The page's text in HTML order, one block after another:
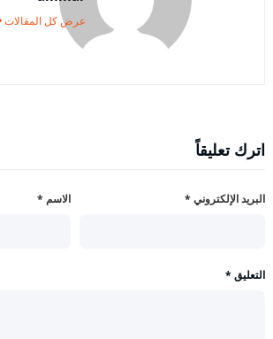
عرض كل المقالات
اترك تعليقاً
الاسم * البريد الإلكتروني *
التعليق *